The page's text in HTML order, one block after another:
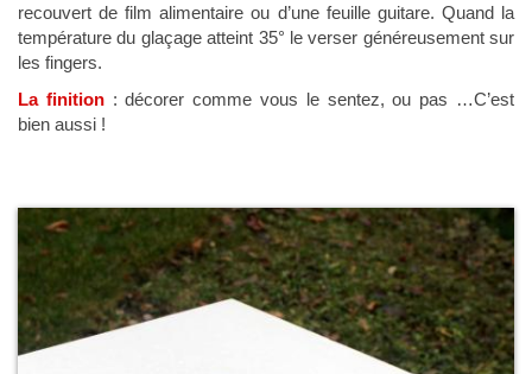
recouvert de film alimentaire ou d’une feuille guitare. Quand la
température du glaçage atteint 35° le verser généreusement sur
les fingers.
La finition: décorer comme vous le sentez, ou pas …C’est
bien aussi !